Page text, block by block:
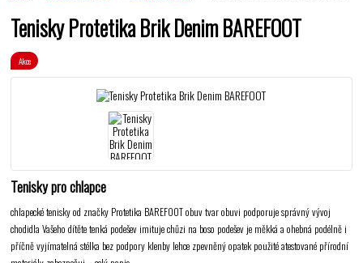
Tenisky Protetika Brik Denim BAREFOOT
Akce
Tenisky pro chlapce
chlapecké tenisky od značky Protetika BAREFOOT obuv tvar obuvi podporuje správný vývoj
chodidla Vašeho dítěte tenká podešev imituje chůzi na boso podešev je měkká a ohebná podélně i
příčně vyjímatelná stélka bez podpory klenby lehce zpevněný opatek použité atestované přírodní